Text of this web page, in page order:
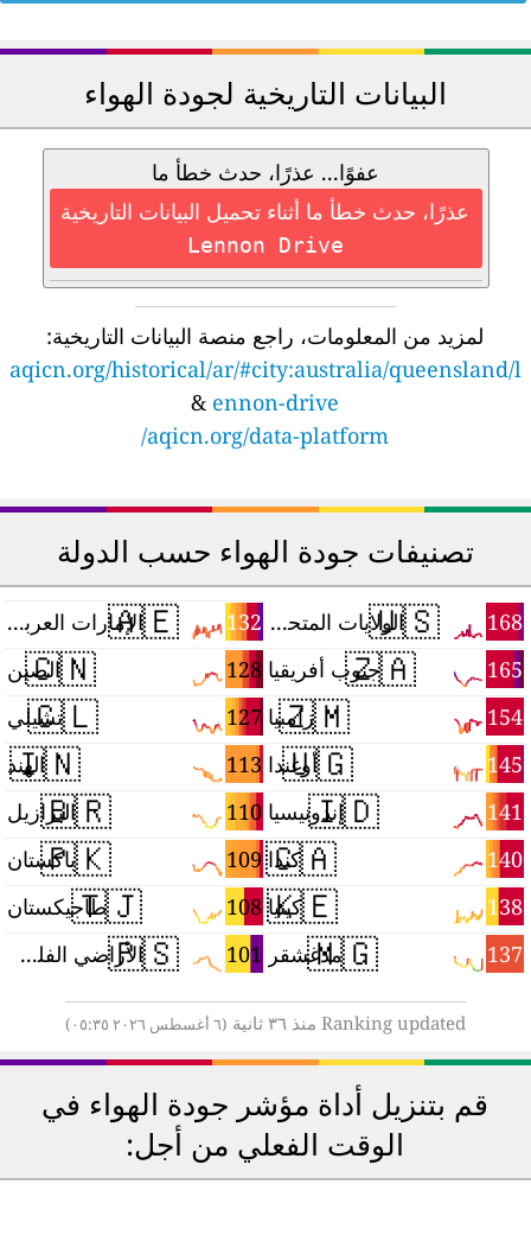
البيانات التاريخية لجودة الهواء
عفوًا... عذرًا، حدث خطأ ما
عذرًا، حدث خطأ ما أثناء تحميل البيانات التاريخية
Lennon Drive
لمزيد من المعلومات، راجع منصة البيانات التاريخية:
aqicn.org/historical/ar/#city:australia/queensland/l
ennon-drive
&
aqicn.org/data-platform/
تصنيفات جودة الهواء حسب الدولة
🇺🇸 168 الولايات المتحدة
🇿🇦 165 جنوب أفريقيا
🇿🇲 154 زامبيا
🇺🇬 145 أوغندا
🇮🇩 141 إندونيسيا
🇨🇦 140 كندا
🇰🇪 138 كينيا
🇲🇬 137 مدغشقر
🇦🇪 132 الإمارات العربية المتحدة
🇨🇳 128 الصين
🇨🇱 127 تشيلي
🇮🇳 113 الهند
🇧🇷 110 البرازيل
🇵🇰 109 باكستان
🇹🇯 108 طاجيكستان
🇵🇸 101 الأراضي الفلسطينية
Ranking updated منذ ٣٦ ثانية
قم بتنزيل أداة مؤشر جودة الهواء في
الوقت الفعلي من أجل: